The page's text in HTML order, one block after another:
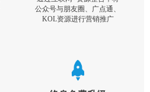
公众号与朋友圈、广点通、
KOL资源进行营销推广